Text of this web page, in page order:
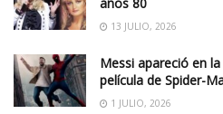
años 80
13 JULIO, 2026
Messi apareció en
película de Spider-
1 JULIO, 2026